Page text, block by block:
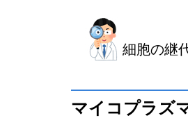
細胞の継
マイコプラズ